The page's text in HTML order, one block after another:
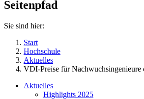
Seitenpfad
Sie sind hier:
Start
Hochschule
Aktuelles
VDI-Preise für
Aktuelles
Highlights 2025